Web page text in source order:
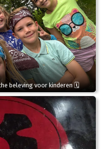
beleving voor kinderen 🗓